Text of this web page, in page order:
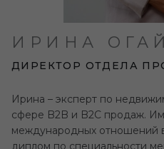
ИРИНА ОГАЙ
ДИРЕКТОР ОТДЕЛА
Ирина – эксперт по
сфере B2B и B2C продаж.
международных отношений
диплом по специальности